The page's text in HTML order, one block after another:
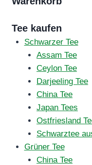
Tee kaufen
Schwarzer Tee
Assam Tee
Ceylon Tee
Darjeeling Tee
China Tee
Japan Tees
Ostfriesland
Schwarztee
Grüner Tee
China Tee